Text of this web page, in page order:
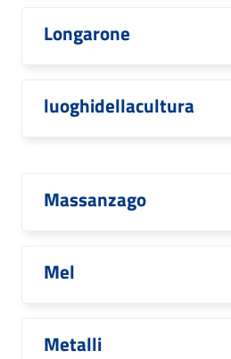
Longarone
luoghidellacultura
Massanzago
Mel
Metalli